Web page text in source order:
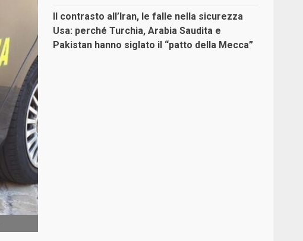
Il contrasto all’Iran, le falle nella sicurezza
Usa: perché Turchia, Arabia Saudita e
Pakistan hanno siglato il “patto della Mecca”